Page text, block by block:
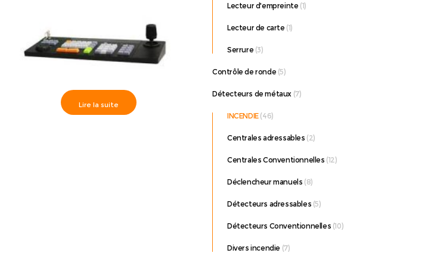
Lire la suite
Lecteur d'empreinte (1)
Lecteur de carte (1)
Serrure (3)
Contrôle de ronde (5)
Détecteurs de métaux (7)
INCENDIE (46)
Centrales adressables (2)
Centrales Conventionnelles (12)
Déclencheur manuels (8)
Détecteurs adressables (5)
Détecteurs Conventionnelles (10)
Divers incendie (7)